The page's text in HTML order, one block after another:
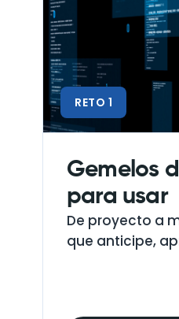
RETO 1
Gemelos
para usar
De proyecto a
que anticipe,